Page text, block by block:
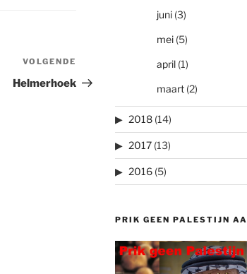
bericht
VOLGENDE
Helmerhoek
juni(3)
mei(5)
april(1)
maart(2)
2018(14)
2017(13)
2016(5)
PRIK GEEN PALESTIJN